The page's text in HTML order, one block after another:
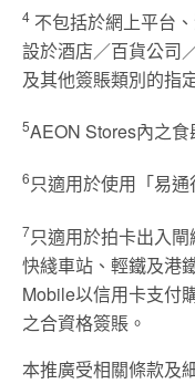
4 不包括於網上平台
設於酒店／百貨公司
及其他簽賬類別的指
5AEON Stores內之
6只適用於使用「易
7只適用於拍卡出入
快綫車站、輕鐵及港
Mobile以信用卡支付
之合資格簽賬。
本推廣受相關條款及